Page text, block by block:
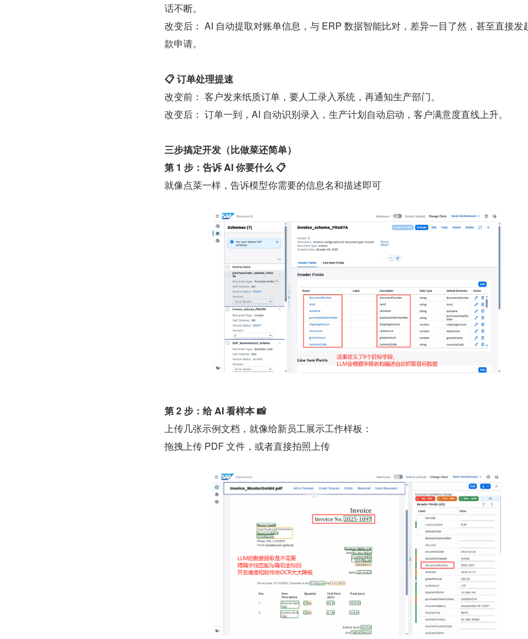
话不断。
改变后： AI 自动提取对账单信息，与 ERP 数据智能比对，差异一目了然，甚至直接发
款申请。
📋 订单处理提速
改变前： 客户发来纸质订单，要人工录入系统，再通知生产部门。
改变后： 订单一到，AI 自动识别录入，生产计划自动启动，客户满意度直线上升。
三步搞定开发（比做菜还简单）
第 1 步：告诉 AI 你要什么 📋
就像点菜一样，告诉模型你需要的信息名和描述即可
第 2 步：给 AI 看样本 📸
上传几张示例文档，就像给新员工展示工作样板：
拖拽上传 PDF 文件，或者直接拍照上传